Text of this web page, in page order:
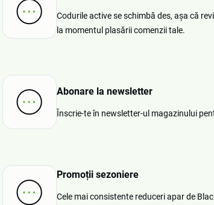
Codurile active se schimbă des, așa că
la momentul plasării comenzii tale.
Abonare la newsletter
Înscrie-te în newsletter-ul magazinului
Promoții sezoniere
Cele mai consistente reduceri apar de